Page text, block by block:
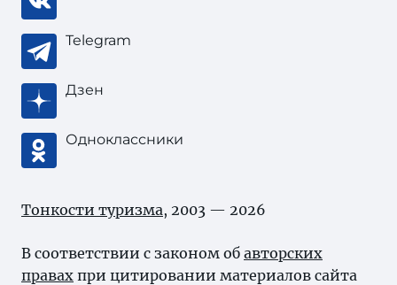
Telegram
Дзен
Одноклассники
Тонкости туризма, 2003 — 2026
В соответствии с законом об авторских
правах при цитировании материалов сайта